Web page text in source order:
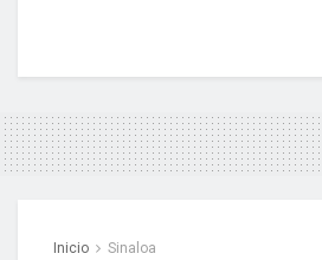
Inicio Sinaloa